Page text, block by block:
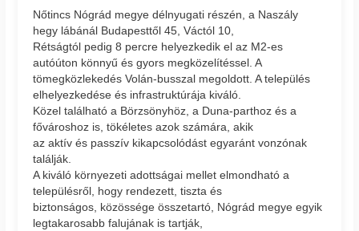
Nőtincs Nógrád megye délnyugati részén, a Naszály
hegy lábánál Budapesttől 45, Váctól 10,
Rétságtól pedig 8 percre helyezkedik el az M2-es
autóúton könnyű és gyors megközelítéssel. A
tömegközlekedés Volán-busszal megoldott. A település
elhelyezkedése és infrastruktúrája kiváló.
Közel található a Börzsönyhöz, a Duna-parthoz és a
fővároshoz is, tökéletes azok számára, akik
az aktív és passzív kikapcsolódást egyaránt vonzónak
találják.
A kiváló környezeti adottságai mellet elmondható a
településről, hogy rendezett, tiszta és
biztonságos, közössége összetartó, Nógrád megye egyik
legtakarosabb falujának is tartják,